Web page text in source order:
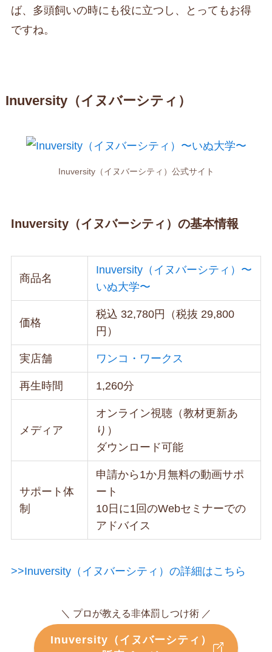
ば、多頭飼いの時にも役に立つし、とってもお得
ですね。
Inuversity（イヌバーシティ）
Inuversity（イヌバーシティ）公式サイト
Inuversity（イヌバーシティ）の基本情報
商品名
Inuversity（イヌバーシティ）〜
いぬ大学〜
価格
税込 32,780円（税抜 29,800
円）
実店舗 ワンコ・ワークス
再生時間 1,260分
メディア
オンライン視聴（教材更新あ
り）
ダウンロード可能
サポート体
制
申請から1か月無料の動画サポ
ート
10日に1回のWebセミナーでの
アドバイス
>>Inuversity（イヌバーシティ）の詳細はこちら
＼ プロが教える非体罰しつけ術 ／
Inuversity（イヌバーシティ）